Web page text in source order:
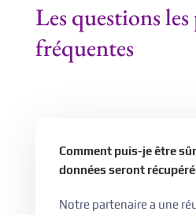
Les questions
fréquentes
Comment puis-je être
données seront
Notre partenaire a une